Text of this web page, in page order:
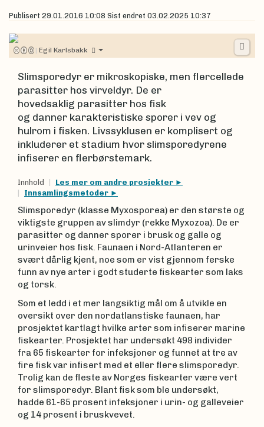
Publisert 29.01.2016 10:08 Sist endret 03.02.2025 10:37
| Egil Karlsbakk
Slimsporedyr er mikroskopiske, men flercellede
parasitter hos virveldyr. De er
hovedsaklig parasitter hos fisk
og danner karakteristiske sporer i vev og
hulrom i fisken. Livssyklusen er komplisert og
inkluderer et stadium hvor slimsporedyrene
infiserer en flerbørstemark.
Innhold
Les mer om andre prosjekter
Innsamlingsmetoder
Slimsporedyr (klasse Myxosporea) er den største og
viktigste gruppen av slimdyr (rekke Myxozoa). De er
parasitter og danner sporer i brusk og galle og
urinveier hos fisk. Faunaen i Nord-Atlanteren er
svært dårlig kjent, noe som er vist gjennom ferske
funn av nye arter i godt studerte fiskearter som laks
og torsk.
Som et ledd i et mer langsiktig mål om å utvikle en
oversikt over den nordatlanstiske faunaen, har
prosjektet kartlagt hvilke arter som infiserer marine
fiskearter. Prosjektet har undersøkt 498 individer
fra 65 fiskearter for infeksjoner og funnet at tre av
fire fisk var infisert med et eller flere slimsporedyr.
Trolig kan de fleste av Norges fiskearter være vert
for slimsporedyr. Blant fisk som ble undersøkt,
hadde 61-65 prosent infeksjoner i urin- og galleveier
og 14 prosent i bruskvevet.